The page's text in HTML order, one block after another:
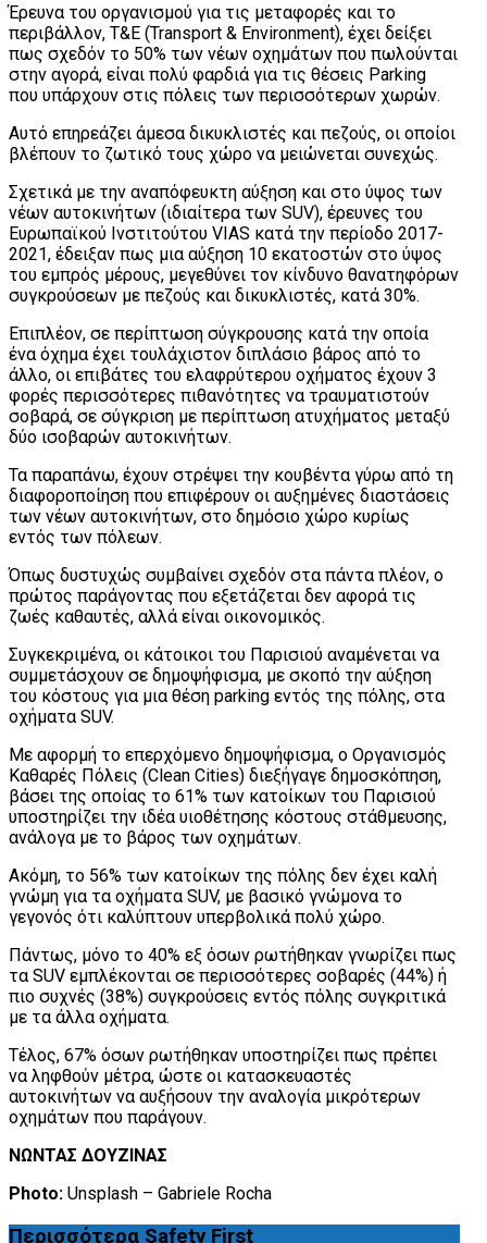
Έρευνα του οργανισμού για τις μεταφορές και το
περιβάλλον, T&E (Transport & Environment), έχει δείξει
πως σχεδόν το 50% των νέων οχημάτων που πωλούνται
στην αγορά, είναι πολύ φαρδιά για τις θέσεις Parking
που υπάρχουν στις πόλεις των περισσότερων χωρών.
Αυτό επηρεάζει άμεσα δικυκλιστές και πεζούς, οι οποίοι
βλέπουν το ζωτικό τους χώρο να μειώνεται συνεχώς.
Σχετικά με την αναπόφευκτη αύξηση και στο ύψος των
νέων αυτοκινήτων (ιδιαίτερα των SUV), έρευνες του
Ευρωπαϊκού Ινστιτούτου VIAS κατά την περίοδο 2017-
2021, έδειξαν πως μια αύξηση 10 εκατοστών στο ύψος
του εμπρός μέρους, μεγεθύνει τον κίνδυνο θανατηφόρων
συγκρούσεων με πεζούς και δικυκλιστές, κατά 30%.
Επιπλέον, σε περίπτωση σύγκρουσης κατά την οποία
ένα όχημα έχει τουλάχιστον διπλάσιο βάρος από το
άλλο, οι επιβάτες του ελαφρύτερου οχήματος έχουν 3
φορές περισσότερες πιθανότητες να τραυματιστούν
σοβαρά, σε σύγκριση με περίπτωση ατυχήματος μεταξύ
δύο ισοβαρών αυτοκινήτων.
Τα παραπάνω, έχουν στρέψει την κουβέντα γύρω από τη
διαφοροποίηση που επιφέρουν οι αυξημένες διαστάσεις
των νέων αυτοκινήτων, στο δημόσιο χώρο κυρίως
εντός των πόλεων.
Όπως δυστυχώς συμβαίνει σχεδόν στα πάντα πλέον, ο
πρώτος παράγοντας που εξετάζεται δεν αφορά τις
ζωές καθαυτές, αλλά είναι οικονομικός.
Συγκεκριμένα, οι κάτοικοι του Παρισιού αναμένεται να
συμμετάσχουν σε δημοψήφισμα, με σκοπό την αύξηση
του κόστους για μια θέση parking εντός της πόλης, στα
οχήματα SUV.
Με αφορμή το επερχόμενο δημοψήφισμα, ο Οργανισμός
Καθαρές Πόλεις (Clean Cities) διεξήγαγε δημοσκόπηση,
βάσει της οποίας το 61% των κατοίκων του Παρισιού
υποστηρίζει την ιδέα υιοθέτησης κόστους στάθμευσης,
ανάλογα με το βάρος των οχημάτων.
Ακόμη, το 56% των κατοίκων της πόλης δεν έχει καλή
γνώμη για τα οχήματα SUV, με βασικό γνώμονα το
γεγονός ότι καλύπτουν υπερβολικά πολύ χώρο.
Πάντως, μόνο το 40% εξ όσων ρωτήθηκαν γνωρίζει πως
τα SUV εμπλέκονται σε περισσότερες σοβαρές (44%) ή
πιο συχνές (38%) συγκρούσεις εντός πόλης συγκριτικά
με τα άλλα οχήματα.
Τέλος, 67% όσων ρωτήθηκαν υποστηρίζει πως πρέπει
να ληφθούν μέτρα, ώστε οι κατασκευαστές
αυτοκινήτων να αυξήσουν την αναλογία μικρότερων
οχημάτων που παράγουν.
ΝΩΝΤΑΣ ΔΟΥΖΙΝΑΣ
Photo: Unsplash – Gabriele Rocha
Περισσότερα Safety First